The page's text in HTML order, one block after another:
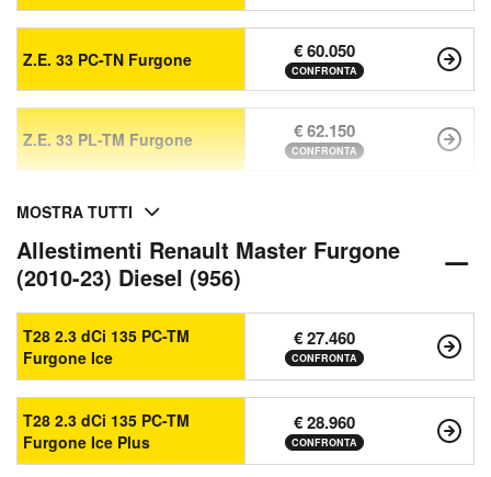
Z.E. 33 PC-TN Furgone € 60.050
CONFRONTA
Z.E. 33 PL-TM Furgone € 62.150
CONFRONTA
MOSTRA TUTTI
Allestimenti Renault Master Furgone
(2010-23) Diesel (956)
T28 2.3 dCi 135 PC-TM
Furgone Ice
€ 27.460
CONFRONTA
T28 2.3 dCi 135 PC-TM
Furgone Ice Plus
€ 28.960
CONFRONTA